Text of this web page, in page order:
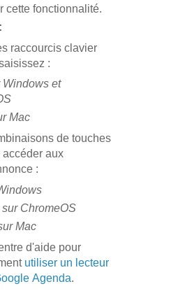
cette fonctionnalité.
raccourcis clavier
:
Windows et
Mac
de touches
aux
:
ChromeOS
Mac
d'aide pour
utiliser un lecteur
Agenda.